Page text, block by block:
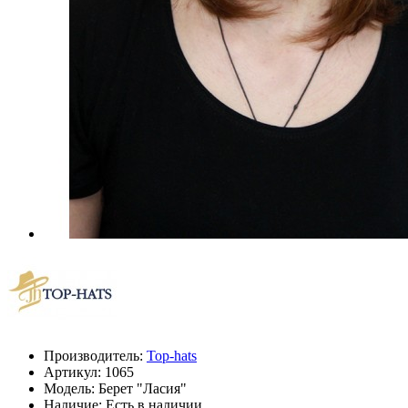
Производитель: Top-hats
Артикул: 1065
Модель: Берет "Ласия"
Наличие: Есть в наличии